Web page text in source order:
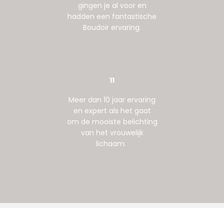
11
Meer dan 10 jaar ervaring
en expert als het gaat
om de mooiste belichting
van het vrouwelijk
lichaam.
gingen je al voor en
hadden een fantastische
Boudoir ervaring.